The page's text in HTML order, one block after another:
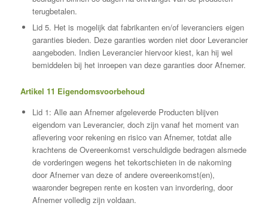
terugbetalen.
Lid 5. Het is mogelijk dat fabrikanten en/of leveranciers eigen
garanties bieden. Deze garanties worden niet door Leverancier
aangeboden. Indien Leverancier hiervoor kiest, kan hij wel
bemiddelen bij het inroepen van deze garanties door Afnemer.
Artikel 11 Eigendomsvoorbehoud
Lid 1: Alle aan Afnemer afgeleverde Producten blijven
eigendom van Leverancier, doch zijn vanaf het moment van
aflevering voor rekening en risico van Afnemer, totdat alle
krachtens de Overeenkomst verschuldigde bedragen alsmede
de vorderingen wegens het tekortschieten in de nakoming
door Afnemer van deze of andere overeenkomst(en),
waaronder begrepen rente en kosten van invordering, door
Afnemer volledig zijn voldaan.